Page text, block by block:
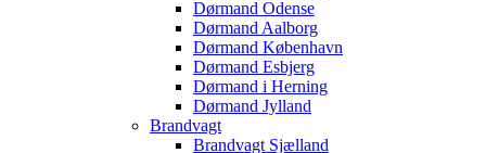
Dørmand Odense
Dørmand Aalborg
Dørmand København
Dørmand Esbjerg
Dørmand i Herning
Dørmand Jylland
Brandvagt
Brandvagt Sjælland